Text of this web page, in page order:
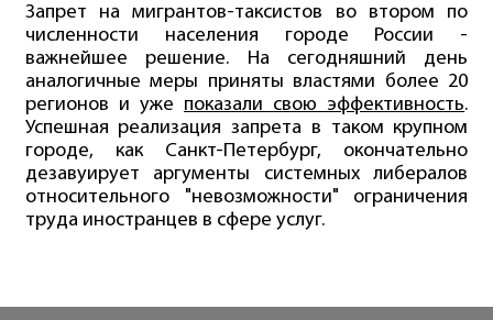
Запрет на мигрантов-таксистов во втором по
численности населения городе России -
важнейшее решение. На сегодняшний день
аналогичные меры приняты властями более 20
регионов и уже показали свою эффективность.
Успешная реализация запрета в таком крупном
городе, как Санкт-Петербург, окончательно
дезавуирует аргументы системных либералов
относительного "невозможности" ограничения
труда иностранцев в сфере услуг.